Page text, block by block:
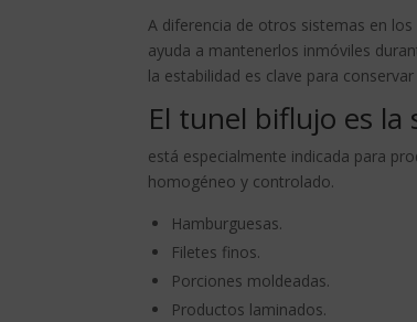
A diferencia de otros sistemas en
ayuda a mantenerlos inmóviles
la estabilidad es clave para
El tunel biflujo es
está especialmente indicada para
homogéneo y controlado.
Hamburguesas.
Filetes finos.
Porciones moldeadas.
Productos laminados.